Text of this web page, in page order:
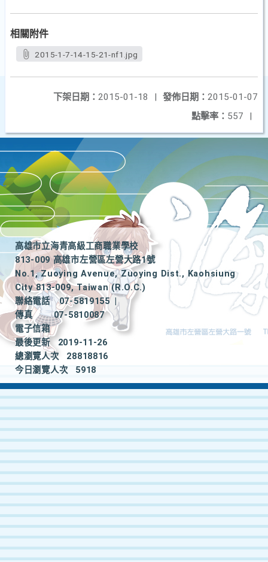
相關附件
2015-1-7-14-15-21-nf1.jpg
發佈日期： 2015-01-07
下架日期： 2015-01-18
|
點擊率： 557 |
高雄市立海青高級工商職業學校
813-009 高雄市左營區左營大路1號
No.1, Zuoying Avenue, Zuoying Dist., Kaohsiung
City 813-009, Taiwan (R.O.C.)
聯絡電話
07-5819155
|
傳真
07-5810087
電子信箱
最後更新
2019-11-26
總瀏覽人次
28818816
今日瀏覽人次
5918